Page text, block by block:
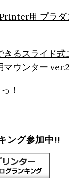
用 プラダ
きるスライド式
マウンター ver.2
！
ング参加中!!